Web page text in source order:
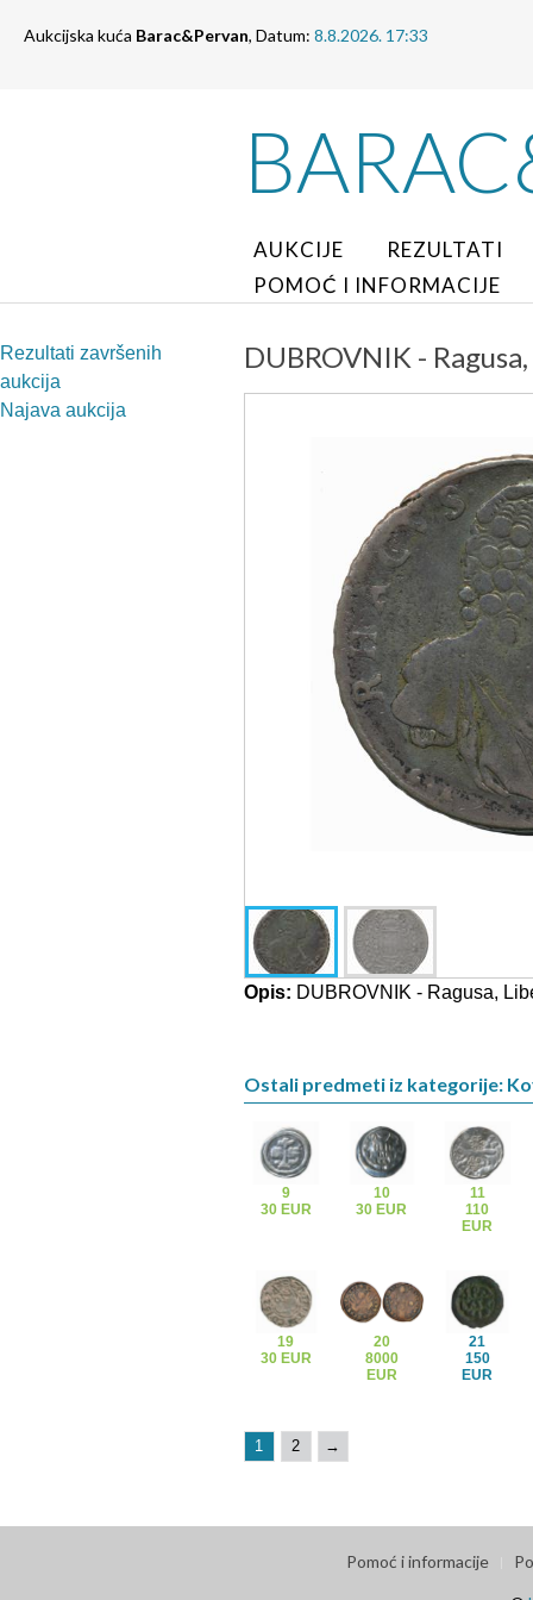
Aukcijska kuća Barac&Pervan, Datum: 8.8.2026. 17:33
AUKCIJE
REZULTATI
POMOĆ I INFORMACIJE
Rezultati završenih
aukcija
Najava aukcija
DUBROVNIK -
Opis: DUBROVNIK - Ragusa,
Ostali predmeti iz kategorije:
9
30 EUR
10
30 EUR
11
110
EUR
19
30 EUR
20
8000
EUR
21
150
EUR
1 2 →
Pomoć i informacije